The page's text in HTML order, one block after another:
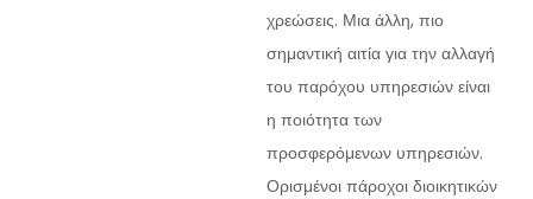
χρεώσεις. Μια άλλη, πιο
σημαντική αιτία για την αλλαγή
του παρόχου υπηρεσιών είναι
η ποιότητα των
προσφερόμενων υπηρεσιών.
Ορισμένοι πάροχοι διοικητικών